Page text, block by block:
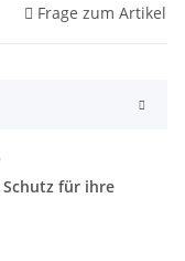
Frage zum Artikel
Schutz für ihre